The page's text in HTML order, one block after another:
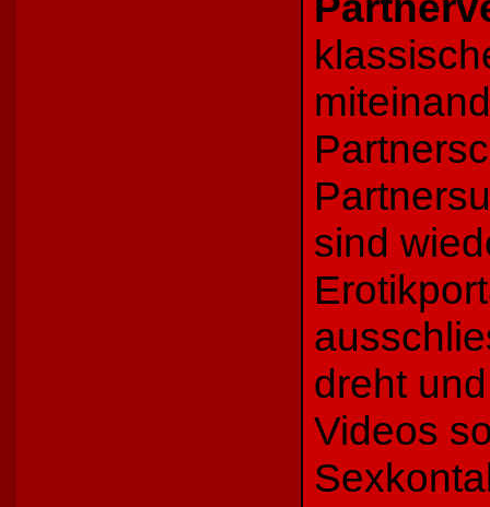
sind
dreht
Videos